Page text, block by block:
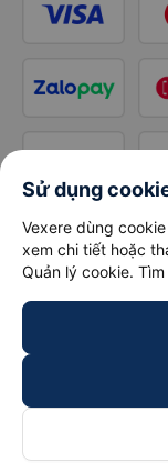
Sử dụng
Vexere dùng
xem chi tiết hoặc
Quản lý cookie.